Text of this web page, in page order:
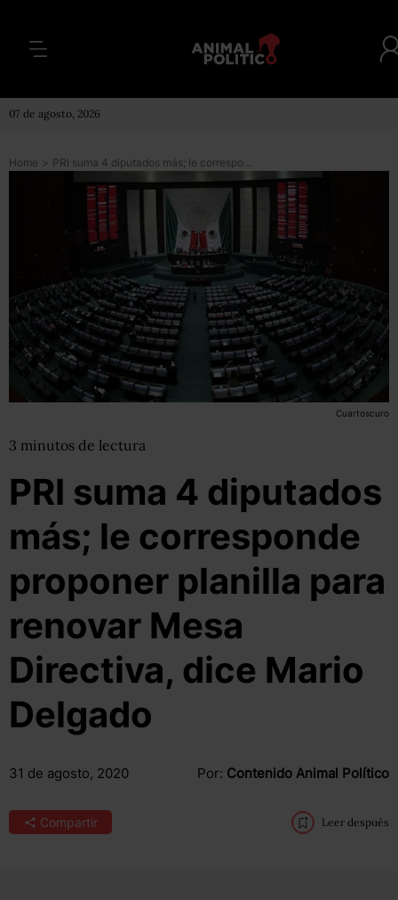
07 de agosto, 2026
Home > PRI suma 4 diputados más; le corresponde proponer planilla para renovar Mesa Directiva, dice Mario Delgado
Cuartoscuro
3 minutos de lectura
PRI suma 4 diputados
más; le corresponde
proponer planilla para
renovar Mesa
Directiva, dice Mario
Delgado
31 de agosto, 2020 Por: Contenido Animal Político
Compartir Leer después